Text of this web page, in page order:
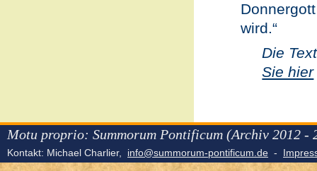
wird.“
Die
Sie hier
Motu proprio: Summorum Pontificum (Archiv 2012 -
Kontakt: Michael Charlier, info@summorum-pontificum.de -